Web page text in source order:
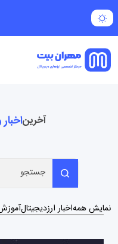
آخرین
نمایش همهاخبار ارزدیجیتال